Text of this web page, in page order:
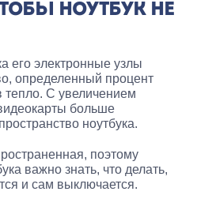
НОУТБУК НЕ
его электронные узлы
определенный процент
тепло. С увеличением
больше
ноутбука.
поэтому
важно знать, что делать,
и сам выключается.